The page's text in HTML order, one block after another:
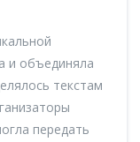
и объединяла
текстам
передать